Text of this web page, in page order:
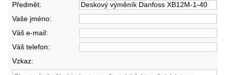
Předmět:
Vaše jméno:
Váš e-mail:
Váš telefon:
Vzkaz: